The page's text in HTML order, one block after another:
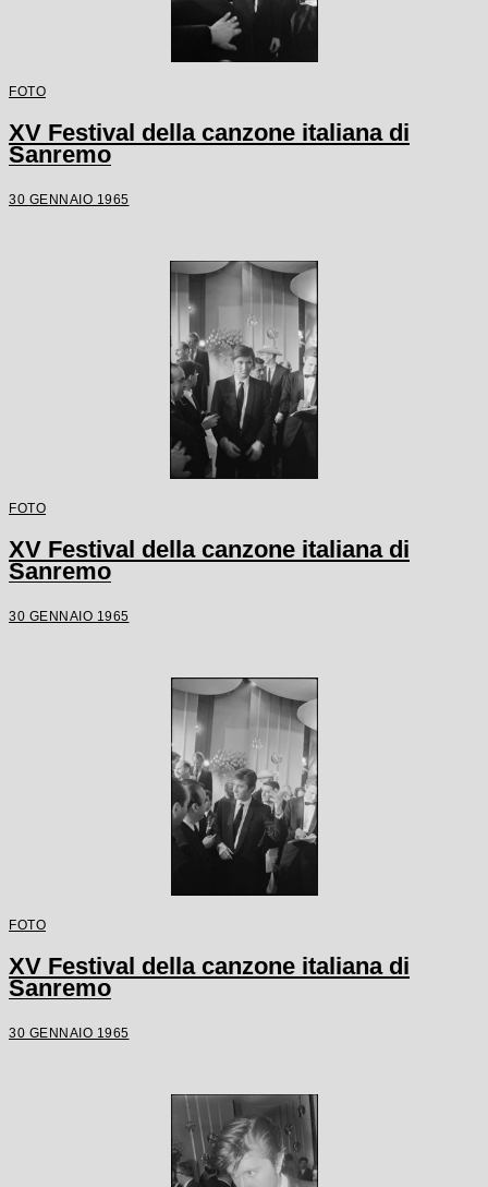
FOTO
XV Festival della canzone italiana di
Sanremo
30 GENNAIO 1965
FOTO
XV Festival della canzone italiana di
Sanremo
30 GENNAIO 1965
FOTO
XV Festival della canzone italiana di
Sanremo
30 GENNAIO 1965